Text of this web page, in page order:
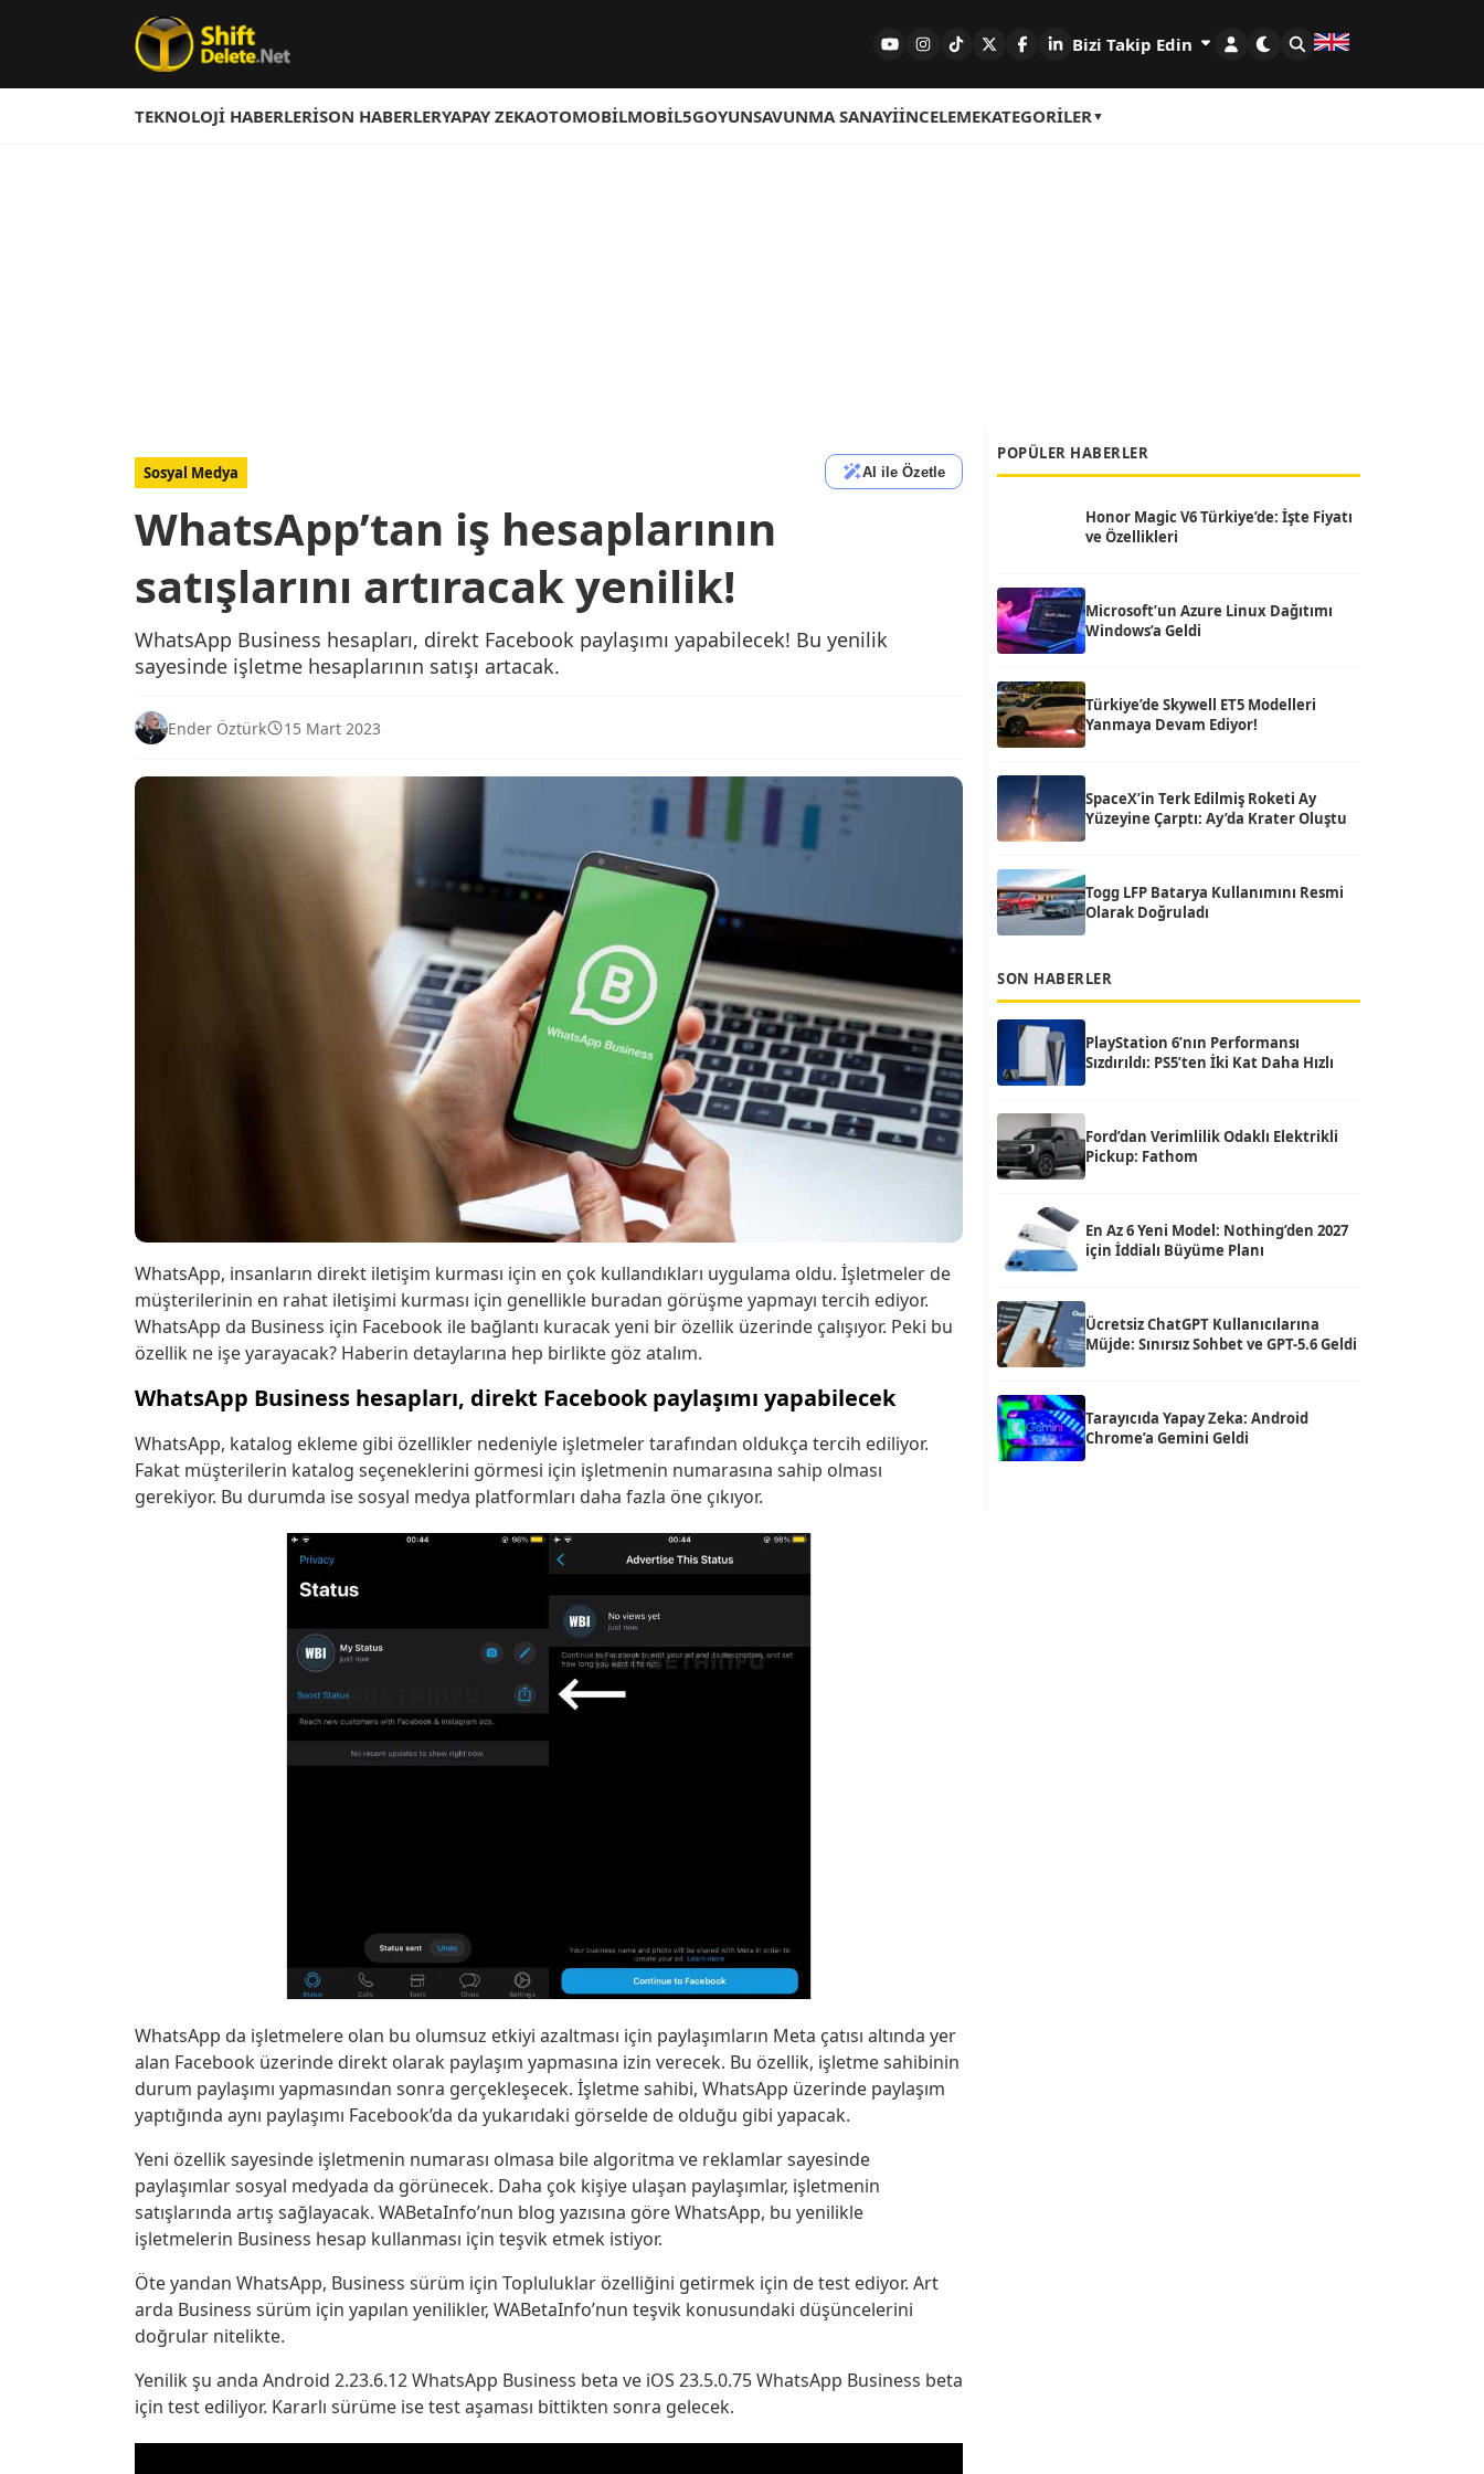
Bizi Takip Edin
TEKNOLOJI HABERLERISON HABERLERYAPAY ZEKAOTOMOBILMOBIL5GOYUNSAVUNMA SANAYIİNCELEMEKATEGORILER
Sosyal Medya AI ile Özetle
WhatsApp’tan iş hesaplarının
satışlarını artıracak yenilik!
WhatsApp Business hesapları, direkt Facebook paylaşımı yapabilecek! Bu yenilik
sayesinde işletme hesaplarının satışı artacak.
Ender Öztürk 15 Mart 2023
WhatsApp, insanların direkt iletişim kurması için en çok kullandıkları uygulama oldu. İşletmeler de
müşterilerinin en rahat iletişimi kurması için genellikle buradan görüşme yapmayı tercih ediyor.
WhatsApp da Business için Facebook ile bağlantı kuracak yeni bir özellik üzerinde çalışıyor. Peki bu
özellik ne işe yarayacak? Haberin detaylarına hep birlikte göz atalım.
WhatsApp Business hesapları, direkt Facebook paylaşımı yapabilecek
WhatsApp, katalog ekleme gibi özellikler nedeniyle işletmeler tarafından oldukça tercih ediliyor.
Fakat müşterilerin katalog seçeneklerini görmesi için işletmenin numarasına sahip olması
gerekiyor. Bu durumda ise sosyal medya platformları daha fazla öne çıkıyor.
WhatsApp da işletmelere olan bu olumsuz etkiyi azaltması için paylaşımların Meta çatısı altında yer
alan Facebook üzerinde direkt olarak paylaşım yapmasına izin verecek. Bu özellik, işletme sahibinin
durum paylaşımı yapmasından sonra gerçekleşecek. İşletme sahibi, WhatsApp üzerinde paylaşım
yaptığında aynı paylaşımı Facebook’da da yukarıdaki görselde de olduğu gibi yapacak.
Yeni özellik sayesinde işletmenin numarası olmasa bile algoritma ve reklamlar sayesinde
paylaşımlar sosyal medyada da görünecek. Daha çok kişiye ulaşan paylaşımlar, işletmenin
satışlarında artış sağlayacak. WABetaInfo’nun blog yazısına göre WhatsApp, bu yenilikle
işletmelerin Business hesap kullanması için teşvik etmek istiyor.
Öte yandan WhatsApp, Business sürüm için Topluluklar özelliğini getirmek için de test ediyor. Art
arda Business sürüm için yapılan yenilikler, WABetaInfo’nun teşvik konusundaki düşüncelerini
doğrular nitelikte.
Yenilik şu anda Android 2.23.6.12 WhatsApp Business beta ve iOS 23.5.0.75 WhatsApp Business beta
için test ediliyor. Kararlı sürüme ise test aşaması bittikten sonra gelecek.
POPÜLER HABERLER
Honor Magic V6 Türkiye’de: İşte Fiyatı
ve Özellikleri
Microsoft’un Azure Linux Dağıtımı
Windows’a Geldi
Türkiye’de Skywell ET5 Modelleri
Yanmaya Devam Ediyor!
SpaceX’in Terk Edilmiş Roketi Ay
Yüzeyine Çarptı: Ay’da Krater Oluştu
Togg LFP Batarya Kullanımını Resmi
Olarak Doğruladı
SON HABERLER
PlayStation 6’nın Performansı
Sızdırıldı: PS5’ten İki Kat Daha Hızlı
Ford’dan Verimlilik Odaklı Elektrikli
Pickup: Fathom
En Az 6 Yeni Model: Nothing’den 2027
için İddialı Büyüme Planı
Ücretsiz ChatGPT Kullanıcılarına
Müjde: Sınırsız Sohbet ve GPT-5.6 Geldi
Tarayıcıda Yapay Zeka: Android
Chrome’a Gemini Geldi